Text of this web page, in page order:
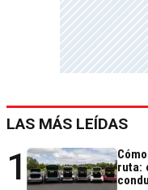
LAS MÁS LEÍDAS
1
ruta: